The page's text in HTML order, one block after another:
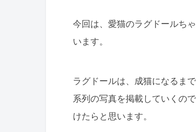
今回は、愛猫のラグドールち
います。
ラグドールは、成猫になるま
系列の写真を掲載していくの
けたらと思います。